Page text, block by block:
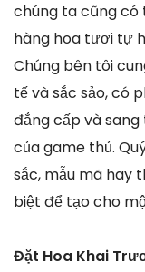
chúng ta cũng có
hàng hoa tươi tự
Chúng bên tôi
tế và sắc sảo, có
đẳng cấp và
của game thủ.
sắc, mẫu mã hay
biệt để tạo cho
Đặt Hoa Khai